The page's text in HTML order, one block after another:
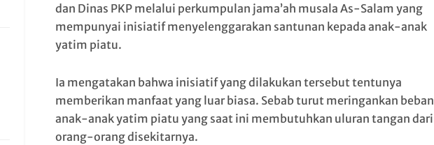
dan Dinas PKP melalui perkumpulan jama’ah musala As-Salam yang
mempunyai inisiatif menyelenggarakan santunan kepada anak-anak
yatim piatu.
Ia mengatakan bahwa inisiatif yang dilakukan tersebut tentunya
memberikan manfaat yang luar biasa. Sebab turut meringankan beban
anak-anak yatim piatu yang saat ini membutuhkan uluran tangan dari
orang-orang disekitarnya.